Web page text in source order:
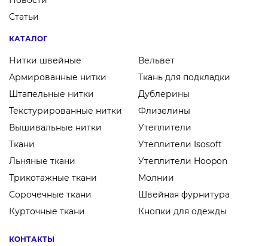
Статьи
КАТАЛОГ
Нитки швейные
Армированные нитки
Штапельные нитки
Текстурированные нитки
Вышивальные нитки
Ткани
Льняные ткани
Трикотажные ткани
Сорочечные ткани
Курточные ткани
Вельвет
Ткань для подкладки
Дублерины
Флизелины
Утеплители
Утеплители Isosoft
Утеплители Hoopon
Молнии
Швейная фурнитура
Кнопки для одежды
КОНТАКТЫ